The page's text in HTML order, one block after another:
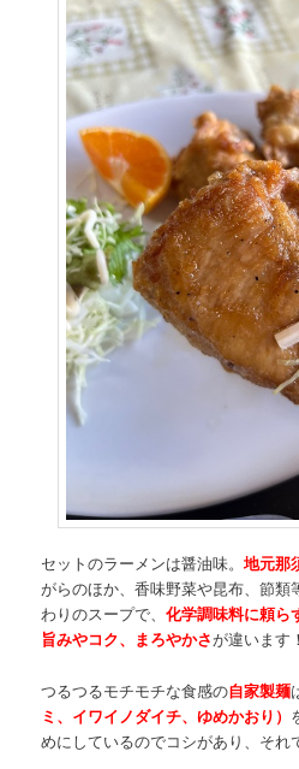
セットのラーメンは醤油味。地元那
がらのほか、香味野菜や昆布、節
わりのスープで、化学調味料に頼ら
旨みやコク、まろやかさが違います！
つるつるモチモチな食感の自家製麺
ミ、イワイノダイチ、ゆめかおり）
めにしているのでコシがあり、それ